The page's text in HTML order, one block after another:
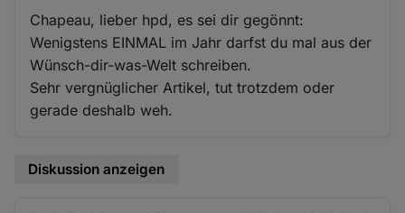
Chapeau, lieber hpd, es sei dir gegönnt:
Wenigstens EINMAL im Jahr darfst du mal aus der
Wünsch-dir-was-Welt schreiben.
Sehr vergnüglicher Artikel, tut trotzdem oder
gerade deshalb weh.
Diskussion anzeigen